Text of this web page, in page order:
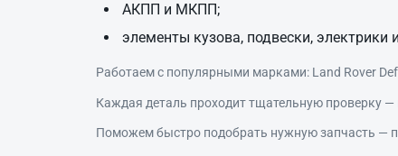
АКПП и МКПП;
элементы кузова, подвески, электрики
Работаем с популярными марками: Land Rover
Каждая деталь проходит тщательную проверку
Поможем быстро подобрать нужную запчасть —